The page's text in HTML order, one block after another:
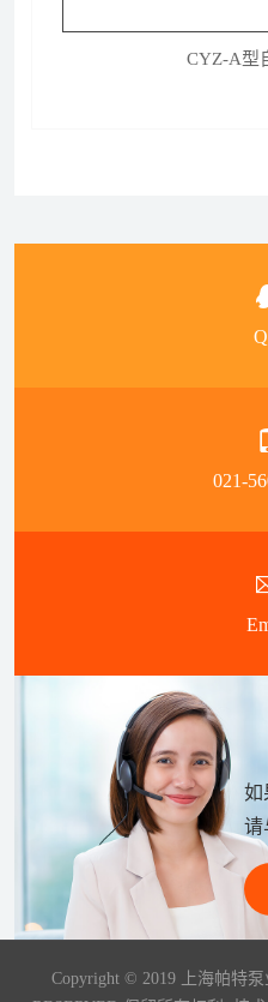
CYZ-A型
021-
如
请
Copyright © 2019 上海帕特